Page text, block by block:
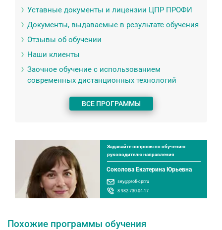
Уставные документы и лицензии ЦПР ПРОФИ
Документы, выдаваемые в результате обучения
Отзывы об обучении
Наши клиенты
Заочное обучение с использованием
современных дистанционных технологий
ВСЕ ПРОГРАММЫ
Задавайте вопросы по обучению
руководителю направления
Соколова Екатерина Юрьевна
sey@profi-cpr.ru
8 982-730-04-17
Похожие программы обучения